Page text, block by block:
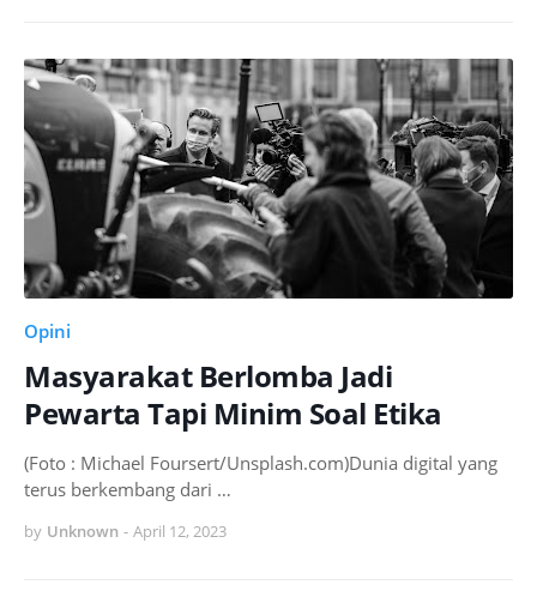
Opini
Masyarakat Berlomba Jadi
Pewarta Tapi Minim Soal Etika
(Foto : Michael Foursert/Unsplash.com)Dunia digital yang
terus berkembang dari …
by Unknown - April 12, 2023